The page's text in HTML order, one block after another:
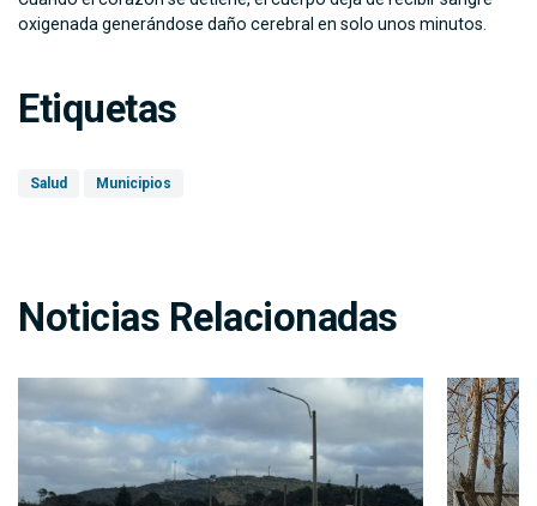
oxigenada generándose daño cerebral en solo unos minutos.
Etiquetas
Salud Municipios
Noticias Relacionadas